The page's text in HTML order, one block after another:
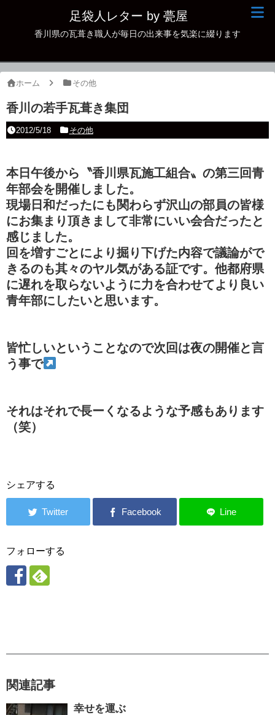
足袋人レター by 甍屋
香川県の瓦葺き職人が毎日の出来事を気楽に綴ります
ホーム その他
香川の若手瓦葺き集団
2012/5/18 その他
本日午後から〝香川県瓦施工組合〟の第三回青
年部会を開催しました。
現場日和だったにも関わらず沢山の部員の皆様
にお集まり頂きまして非常にいい会合だったと
感じました。
回を増すごとにより掘り下げた内容で議論がで
きるのも其々のヤル気がある証です。他都府県
に遅れを取らないように力を合わせてより良い
青年部にしたいと思います。
皆忙しいということなので次回は夜の開催と言
う事で
それはそれで長ーくなるような予感もあります
（笑）
シェアする
フォローする
関連記事
幸せを運ぶ
現場日記
古瓦
本日の一品
その他